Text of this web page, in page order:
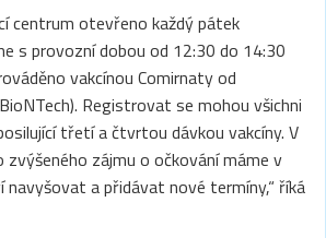
centrum otevřeno každý pátek
s provozní dobou od 12:30 do 14:30
vakcínou Comirnaty od
Registrovat se mohou všichni
třetí a čtvrtou dávkou vakcíny. V
zvýšeného zájmu o očkování máme v
a přidávat nové termíny,“ říká